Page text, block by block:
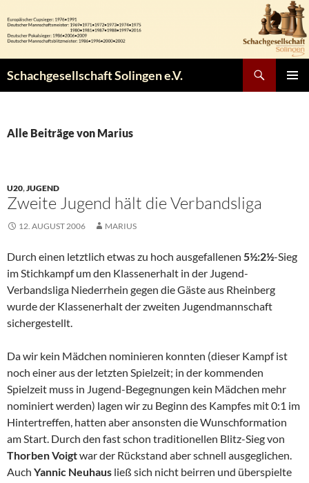
Inhalt
springen
Schachgesellschaft Solingen e.V.
Alle Beiträge von Marius
U20,JUGEND
Zweite Jugend hält die Verbandsliga
12. AUGUST 2006 MARIUS
Durch einen letztlich etwas zu hoch ausgefallenen 5½:2½-Sieg
im Stichkampf um den Klassenerhalt in der Jugend-
Verbandsliga Niederrhein gegen die Gäste aus Rheinberg
wurde der Klassenerhalt der zweiten Jugendmannschaft
sichergestellt.
Da wir kein Mädchen nominieren konnten (dieser Kampf ist
noch einer aus der letzten Spielzeit; in der kommenden
Spielzeit muss in Jugend-Begegnungen kein Mädchen mehr
nominiert werden) lagen wir zu Beginn des Kampfes mit 0:1 im
Hintertreffen, hatten aber ansonsten die Wunschformation
am Start. Durch den fast schon traditionellen Blitz-Sieg von
Thorben Voigtwar der Rückstand aber schnell ausgeglichen.
Auch Yannic Neuhaus ließ sich nicht beirren und überspielte